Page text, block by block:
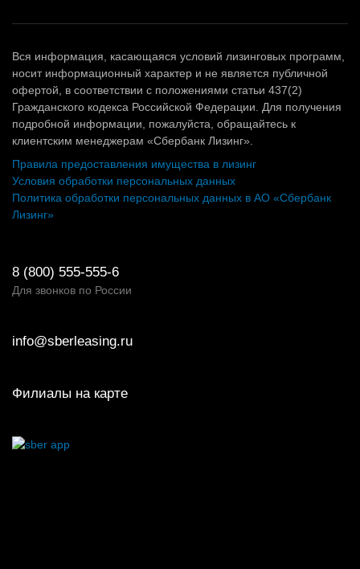
Вся информация, касающаяся условий лизинговых программ,
носит информационный характер и не является публичной
офертой, в соответствии с положениями статьи 437(2)
Гражданского кодекса Российской Федерации. Для получения
подробной информации, пожалуйста, обращайтесь к
клиентским менеджерам «Сбербанк Лизинг».
Правила предоставления имущества в лизинг
Условия обработки персональных данных
Политика обработки персональных данных в АО «Сбербанк
Лизинг»
8 (800) 555-555-6
Для звонков по России
info@sberleasing.ru
Филиалы на карте